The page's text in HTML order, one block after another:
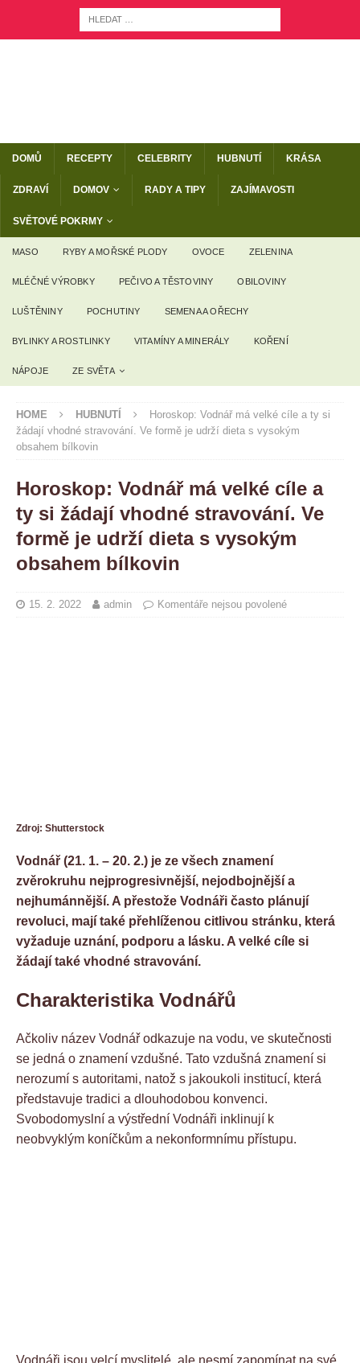
DOMŮ RECEPTY CELEBRITY HUBNUTÍ KRÁSA
ZDRAVÍ DOMOV RADY A TIPY ZAJÍMAVOSTI
SVĚTOVÉ POKRMY
MASO RYBY A MOŘSKÉ PLODY OVOCE ZELENINA
MLÉČNÉ VÝROBKY PEČIVO A TĚSTOVINY OBILOVINY
LUŠTĚNINY POCHUTINY SEMENA A OŘECHY
BYLINKY A ROSTLINKY VITAMÍNY A MINERÁLY KOŘENÍ
NÁPOJE ZE SVĚTA
HOME HUBNUTÍ
Horoskop: Vodnář má velké cíle a ty si
žádají vhodné stravování. Ve formě je udrží dieta s vysokým
obsahem bílkovin
Horoskop: Vodnář má velké cíle a
ty si žádají vhodné stravování. Ve
formě je udrží dieta s vysokým
obsahem bílkovin
15. 2. 2022 admin Komentáře nejsou povolené
Zdroj: Shutterstock
Vodnář (21. 1. – 20. 2.) je ze všech znamení
zvěrokruhu nejprogresivnější, nejodbojnější a
nejhumánnější. A přestože Vodnáři často plánují
revoluci, mají také přehlíženou citlivou stránku, která
vyžaduje uznání, podporu a lásku. A velké cíle si
žádají také vhodné stravování.
Charakteristika Vodnářů
Ačkoliv název Vodnář odkazuje na vodu, ve skutečnosti
se jedná o znamení vzdušné. Tato vzdušná znamení si
nerozumí s autoritami, natož s jakoukoli institucí, která
představuje tradici a dlouhodobou konvenci.
Svobodomyslní a výstřední Vodnáři inklinují k
neobvyklým koníčkům a nekonformnímu přístupu.
Vodnáři jsou velcí myslitelé, ale nesmí zapomínat na své